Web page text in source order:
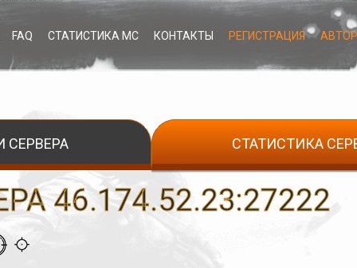
FAQ СТАТИСТИКА МС КОНТАКТЫ РЕГИСТРАЦИЯ
СЕРВЕРА СТАТИСТИКА
46.174.52.23:27222